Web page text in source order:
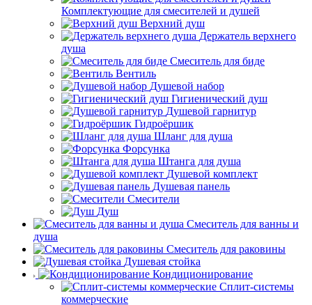
Комплектующие для смесителей и душей
Верхний душ
Держатель верхнего
душа
Смеситель для биде
Вентиль
Душевой набор
Гигиенический душ
Душевой гарнитур
Гидроёршик
Шланг для душа
Форсунка
Штанга для душа
Душевой комплект
Душевая панель
Смесители
Душ
Смеситель для ванны и
душа
Смеситель для раковины
Душевая стойка
Кондиционирование
Сплит-системы
коммерческие